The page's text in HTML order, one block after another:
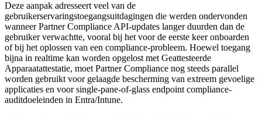
Deze aanpak adresseert veel van de
gebruikerservaringstoegangsuitdagingen die werden ondervonden
wanneer Partner Compliance API-updates langer duurden dan de
gebruiker verwachtte, vooral bij het voor de eerste keer onboarden
of bij het oplossen van een compliance-probleem. Hoewel toegang
bijna in realtime kan worden opgelost met Geattesteerde
Apparaatattestatie, moet Partner Compliance nog steeds parallel
worden gebruikt voor gelaagde bescherming van extreem gevoelige
applicaties en voor single-pane-of-glass endpoint compliance-
auditdoeleinden in Entra/Intune.